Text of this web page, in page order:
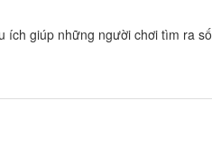
ích giúp những người chơi tìm ra số